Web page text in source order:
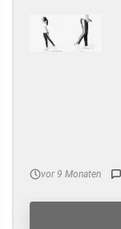
vor 9 Monaten